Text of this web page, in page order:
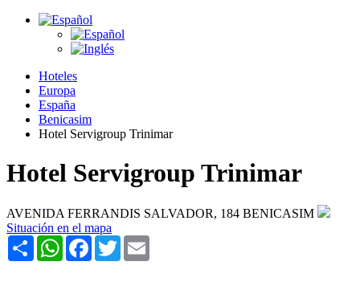
Hoteles
Europa
España
Benicasim
Hotel Servigroup Trinimar
Hotel Servigroup Trinimar
AVENIDA FERRANDIS SALVADOR, 184 BENICASIM
Situación en el mapa
Share WhatsAppFacebook
Twitter